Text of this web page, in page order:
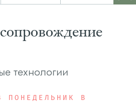
технологии
ПОНЕДЕЛЬНИК В